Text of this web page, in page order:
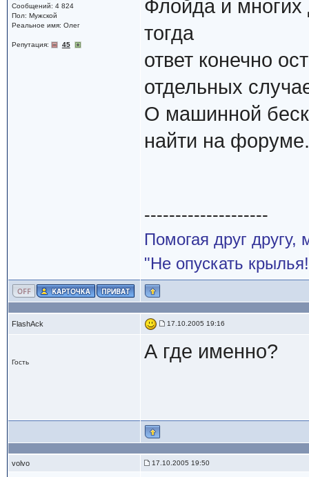
Сообщений: 4 824
Пол: Мужской
Реальное имя: Олег
Репутация: 45
Флойда и многих
тогда
ответ конечно
отдельных
О машинной
найти на
--------------------
Помогая друг
"Не опускать
FlashAck 17.10.2005 19:16
Гость А где именно?
volvo 17.10.2005 19:50